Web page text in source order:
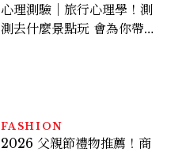
心理測驗｜旅行心理學！測
測去什麼景點玩 會為你帶來
FASHION
2026 父親節禮物推薦！商